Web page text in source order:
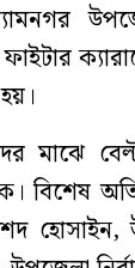
মাঝে
বিশেষ
হোসাইন,